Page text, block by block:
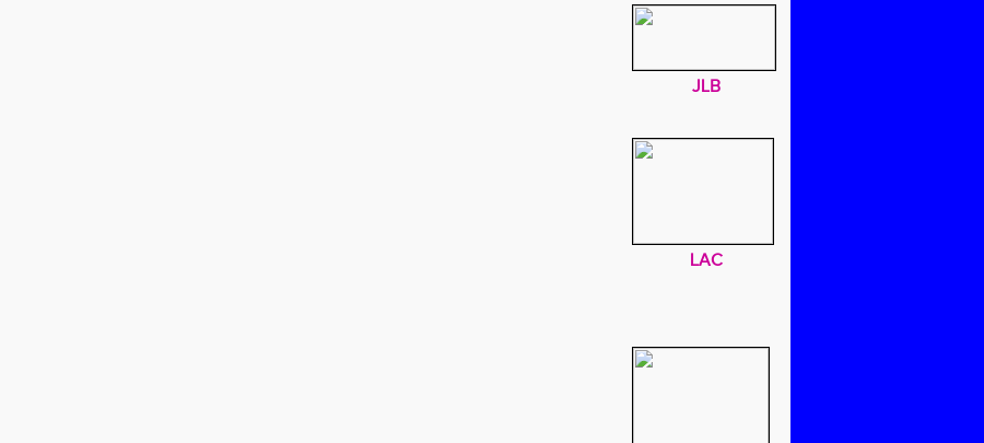
JLB
LAC